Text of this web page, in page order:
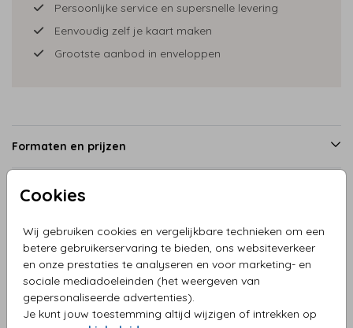
Cookies
Wij gebruiken cookies en vergelijkbare technieken om een
betere gebruikerservaring te bieden, ons websiteverkeer
en onze prestaties te analyseren en voor marketing- en
sociale mediadoeleinden (het weergeven van
gepersonaliseerde advertenties).
Je kunt jouw toestemming altijd wijzigen of intrekken op
Persoonlijke service en supersnelle levering
Eenvoudig zelf je kaart maken
Grootste aanbod in enveloppen
Formaten en prijzen
Omschrijving
blanco-enkel-vierkant-hout